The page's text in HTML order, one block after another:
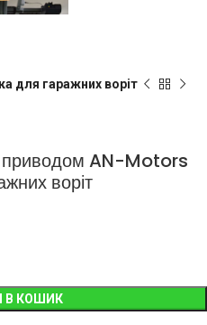
для гаражних воріт
приводом AN-Motors
воріт
В КОШИК